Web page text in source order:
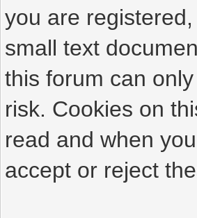
you are
small text
this forum can
risk. Cookies on
read and when
accept or reject